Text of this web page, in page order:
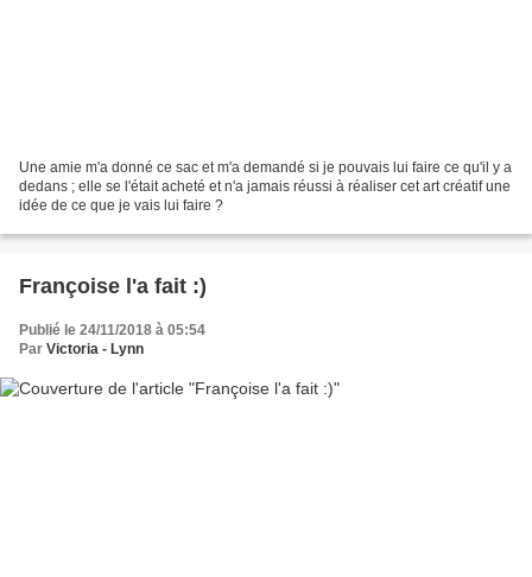
Une amie m'a donné ce sac et m'a demandé si je pouvais lui faire ce qu'il y a
dedans ; elle se l'était acheté et n'a jamais réussi à réaliser cet art créatif une
idée de ce que je vais lui faire ?
Françoise l'a fait :)
Publié le 24/11/2018 à 05:54
Par Victoria - Lynn